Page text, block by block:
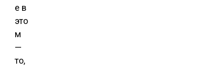
е в
это
м
—
то,